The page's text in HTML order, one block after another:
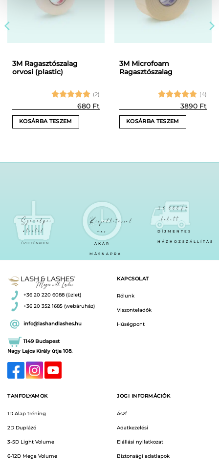
3M Ragasztószalag
orvosi (plastic)
Értékelés:
(2)
680 Ft
KOSÁRBA TESZEM
3M Microfoam
Ragasztószalag
Értékelés:
(4)
3890 Ft
KOSÁRBA TESZEM
Személyes
átvétel
ÜZLETÜNKBEN
Kiszállítással
már
AKÁR
MÁSNAPRA
30.000Ft
felett
DÍJMENTES
HÁZHOZSZÁLLÍTÁS
+36 20 220 6088 (üzlet)
+36 20 352 1685 (webáruház)
info@lashandlashes.hu
1149 Budapest
Nagy Lajos Király útja 108.
KAPCSOLAT
Rólunk
Viszonteladók
Hűségpont
TANFOLYAMOK
1D Alap tréning
2D Duplázó
3-5D Light Volume
6-12D Mega Volume
JOGI INFORMÁCIÓK
Ászf
Adatkezelési
Elállási nyilatkozat
Biztonsági adatlapok